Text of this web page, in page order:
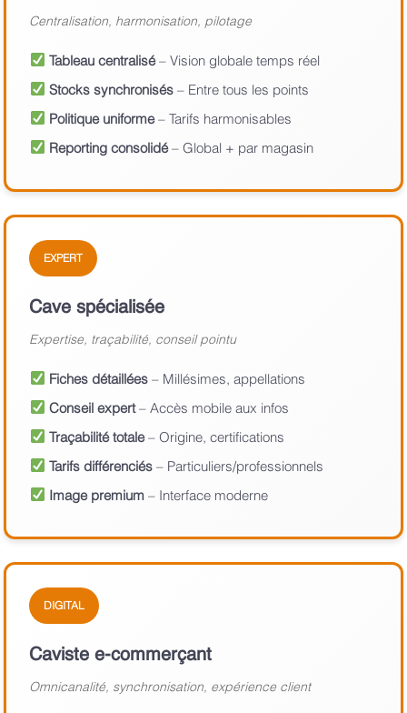
Centralisation, harmonisation, pilotage
Tableau centralisé– Vision globale temps réel
Stocks synchronisés– Entre tous les points
Politique uniforme– Tarifs harmonisables
Reporting consolidé– Global + par magasin
EXPERT
Cave spécialisée
Expertise, traçabilité, conseil pointu
Fiches détaillées– Millésimes, appellations
Conseil expert– Accès mobile aux infos
Traçabilité totale– Origine, certifications
Tarifs différenciés– Particuliers/professionnels
Image premium– Interface moderne
DIGITAL
Caviste e-commerçant
Omnicanalité, synchronisation, expérience client